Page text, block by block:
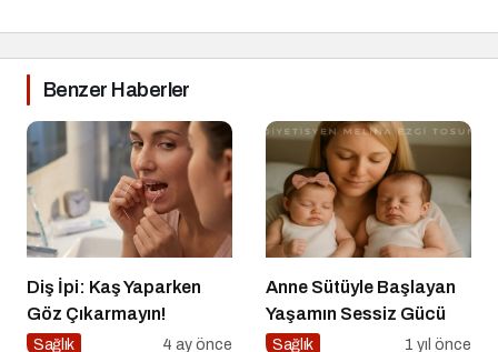
Benzer Haberler
Diş İpi: Kaş Yaparken
Göz Çıkarmayın!
Sağlık 4 ay önce
Anne Sütüyle Başlayan
Yaşamın Sessiz Gücü
Sağlık 1 yıl önce